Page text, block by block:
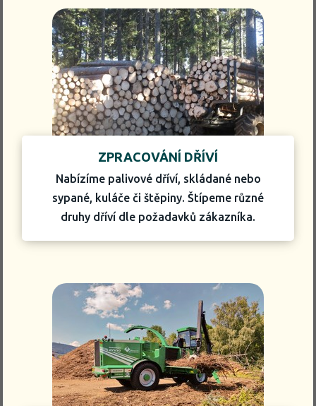
ZPRACOVÁNÍ DŘÍVÍ
Nabízíme palivové dříví, skládané nebo
sypané, kuláče či štěpiny. Štípeme různé
druhy dříví dle požadavků zákazníka.